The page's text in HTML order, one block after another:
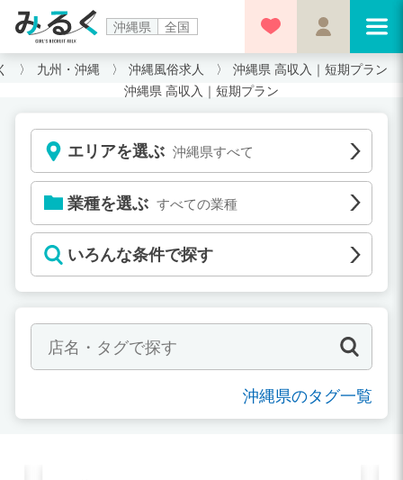
沖縄県 全国
九州・沖縄 沖縄風俗求人
沖縄県 高収入｜短期プラン
沖縄県 高収入｜短期プラン
エリアを選ぶ 沖縄県すべて
業種を選ぶ すべての業種
いろんな条件で探す
沖縄県のタグ一覧